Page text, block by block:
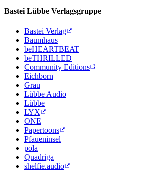
Bastei Lübbe Verlagsgruppe
Bastei Verlag
Baumhaus
beHEARTBEAT
beTHRILLED
Community Editions
Eichborn
Grau
Lübbe Audio
Lübbe
LYX
ONE
Papertoons
Pfaueninsel
pola
Quadriga
shelfie.audio